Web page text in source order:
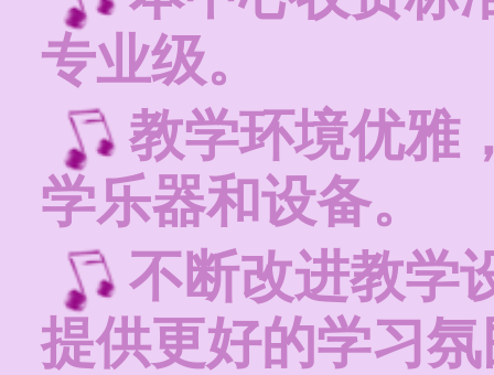
专业级。
教学环境优雅
学乐器和设备。
不断改进教学
提供更好的学习